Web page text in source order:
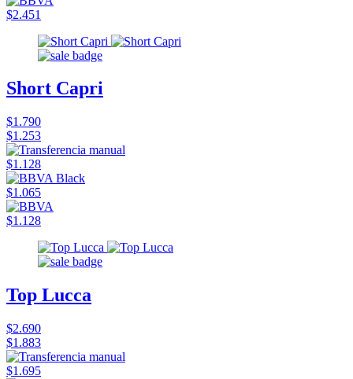
$2.451
Short Capri
$1.790
$1.253
$1.128
$1.065
$1.128
Top Lucca
$2.690
$1.883
$1.695